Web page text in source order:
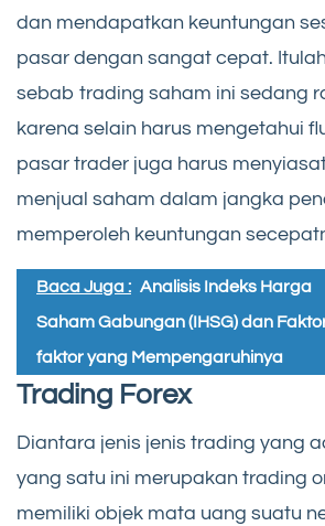
dan mendapatkan keuntungan
pasar dengan sangat cepat.
sebab trading saham ini sedang
karena selain harus mengetahui
pasar trader juga harus
menjual saham dalam jangka
memperoleh keuntungan
Baca Juga : Analisis Indeks Harga
Saham Gabungan (IHSG) dan
faktor yang Mempengaruhinya
Trading Forex
Diantara jenis jenis trading yang
yang satu ini merupakan trading
memiliki objek mata uang suatu